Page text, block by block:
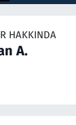
HAKKINDA
A.